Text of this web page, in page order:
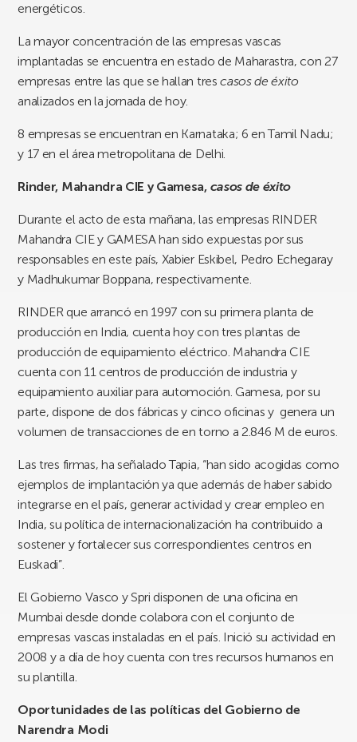
energéticos.
La mayor concentración de las empresas vascas
implantadas se encuentra en estado de Maharastra, con 27
empresas entre las que se hallan trescasos de éxito
analizados en la jornada de hoy.
8 empresas se encuentran en Karnataka; 6 en Tamil Nadu;
y 17 en el área metropolitana de Delhi.
Rinder, Mahandra CIE y Gamesa, casos de éxito
Durante el acto de esta mañana, las empresas RINDER
Mahandra CIE y GAMESA han sido expuestas por sus
responsables en este país, Xabier Eskibel, Pedro Echegaray
y Madhukumar Boppana, respectivamente.
RINDER que arrancó en 1997 con su primera planta de
producción en India, cuenta hoy con tres plantas de
producción de equipamiento eléctrico. Mahandra CIE
cuenta con 11 centros de producción de industria y
equipamiento auxiliar para automoción. Gamesa, por su
parte, dispone de dos fábricas y cinco oficinas y genera un
volumen de transacciones de en torno a 2.846 M de euros.
Las tres firmas, ha señalado Tapia, “han sido acogidas como
ejemplos de implantación ya que además de haber sabido
integrarse en el país, generar actividad y crear empleo en
India, su política de internacionalización ha contribuido a
sostener y fortalecer sus correspondientes centros en
Euskadi”.
El Gobierno Vasco y Spri disponen de una oficina en
Mumbai desde donde colabora con el conjunto de
empresas vascas instaladas en el país. Inició su actividad en
2008 y a día de hoy cuenta con tres recursos humanos en
su plantilla.
Oportunidades de las políticas del Gobierno de
Narendra Modi